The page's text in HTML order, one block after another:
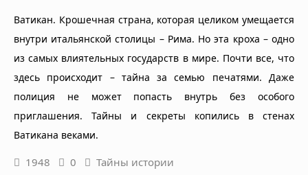
Ватикан. Крошечная страна, которая целиком умещается
внутри итальянской столицы – Рима. Но эта кроха – одно
из самых влиятельных государств в мире. Почти все, что
здесь происходит – тайна за семью печатями. Даже
полиция не может попасть внутрь без особого
приглашения. Тайны и секреты копились в стенах
Ватикана веками.
1948 0 Тайны истории